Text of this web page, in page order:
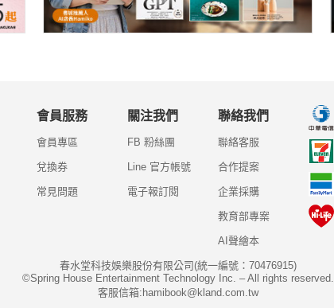
會員服務
會員專區
兌換券
常見問題
關注我們
FB 粉絲團
Line 官方帳號
電子報訂閱
聯絡我們
聯絡客服
合作提案
企業採購
教育部專案
AI聲繪本
春水堂科技娛樂股份有限公司(統一編號：70476915)
©Spring House Entertainment Technology Inc. – All rights reserved.
客服信箱:hamibook@kland.com.tw